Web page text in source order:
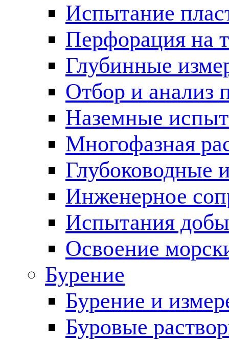
Испытание
Перфорация на
Глубинные
Отбор и анализ
Наземные
Многофазная
Глубоководные
Инженерное
Испытания
Освоение
Бурение
Бурение и
Буровые